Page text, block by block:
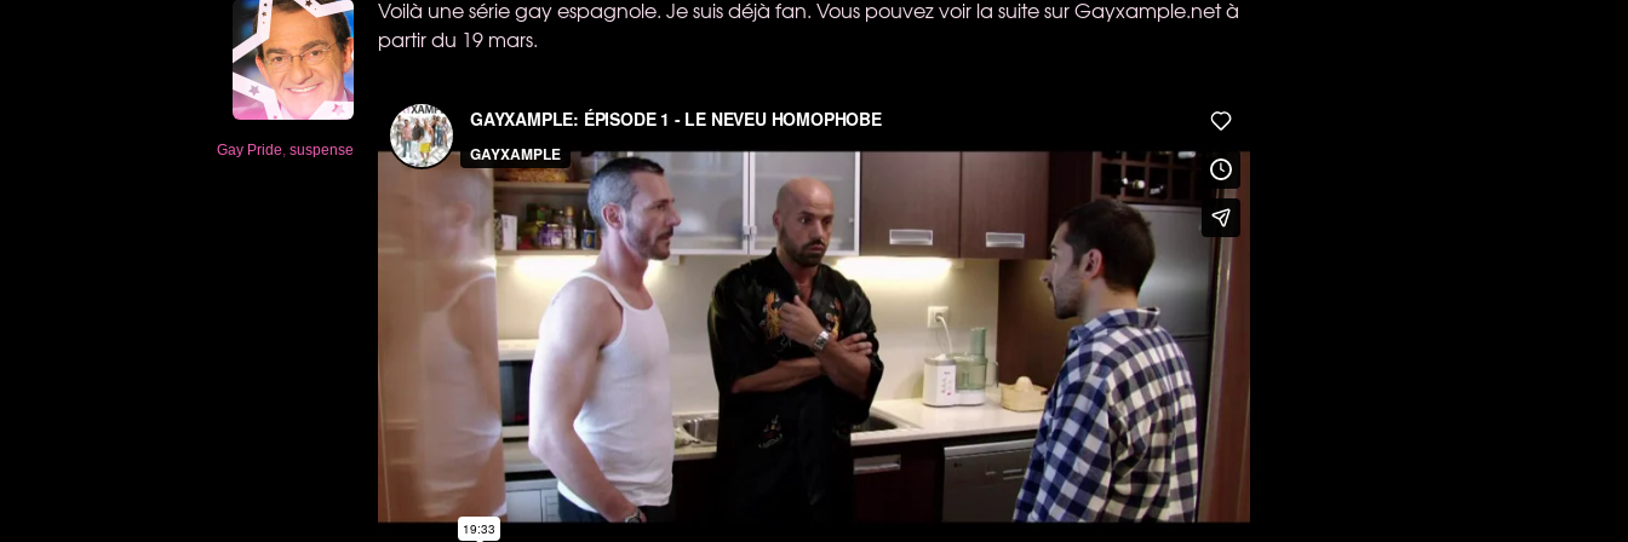
Gay Pride suspense
Voilà une série gay espagnole. Je suis déjà fan. Vous pouvez voir la suite sur Gayxample.net à
partir du 19 mars.